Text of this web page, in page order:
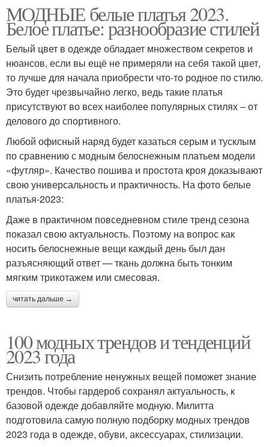
МОДНЫЕ белые платья 2023.
Белое платье: разнообразие стилей
Белый цвет в одежде обладает множеством секретов и
нюансов, если вы ещё не примеряли на себя такой цвет,
то лучше для начала приобрести что-то родное по стилю.
Это будет чрезвычайно легко, ведь такие платья
присутствуют во всех наиболее популярных стилях – от
делового до спортивного.
Любой офисный наряд будет казаться серым и тусклым
по сравнению с модным белоснежным платьем модели
«футляр». Качество пошива и простота кроя доказывают
свою универсальность и практичность. На фото белые
платья-2023:
Даже в практичном повседневном стиле тренд сезона
показал свою актуальность. Поэтому на вопрос как
носить белоснежные вещи каждый день был дан
разъясняющий ответ — ткань должна быть тонким
мягким трикотажем или смесовая.
читать дальше →
100 модных трендов и тенденций
2023 года
Снизить потребление ненужных вещей поможет знание
трендов. Чтобы гардероб сохранял актуальность, к
базовой одежде добавляйте модную. Милитта
подготовила самую полную подборку модных трендов
2023 года в одежде, обуви, аксессуарах, стилизации.